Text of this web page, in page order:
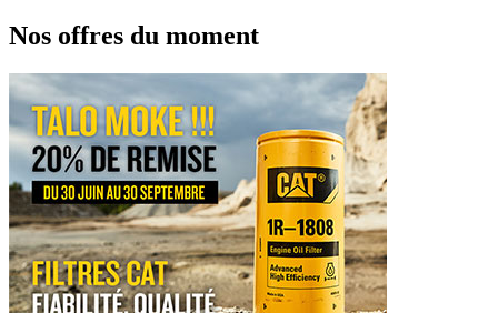
Nos offres du moment